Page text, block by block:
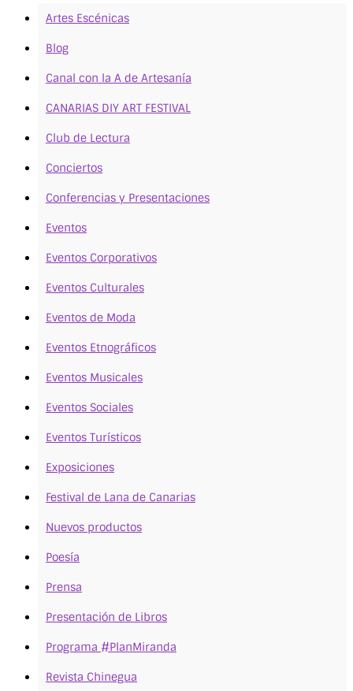
Artes Escénicas
Blog
Canal con la A de Artesanía
CANARIAS DIY ART FESTIVAL
Club de Lectura
Conciertos
Conferencias y Presentaciones
Eventos
Eventos Corporativos
Eventos Culturales
Eventos de Moda
Eventos Etnográficos
Eventos Musicales
Eventos Sociales
Eventos Turísticos
Exposiciones
Festival de Lana de Canarias
Nuevos productos
Poesía
Prensa
Presentación de Libros
Programa #PlanMiranda
Revista Chinegua